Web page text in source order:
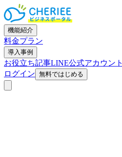
機能紹介
料金プラン
導入事例
お役立ち記事LINE公式アカウント
ログイン 無料ではじめる